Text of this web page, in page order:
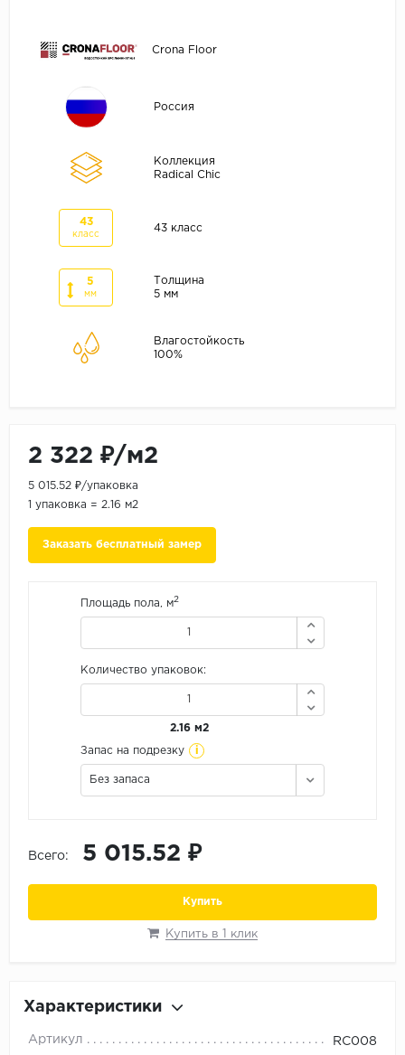
Клен
Орех
Crona Floor
Россия
Коллекция
Radical Chic
43
класс
43 класс
5
мм
Толщина
5 мм
Влагостойкость
100%
2 322 ₽/м2
5 015.52 ₽/упаковка
1 упаковка = 2.16 м2
Заказать бесплатный замер
Площадь пола, м2
Количество упаковок:
2.16 м2
Запас на подрезку i
Без запаса
Всего: 5 015.52 ₽
Купить
Купить в 1 клик
Характеристики
Артикул RC008